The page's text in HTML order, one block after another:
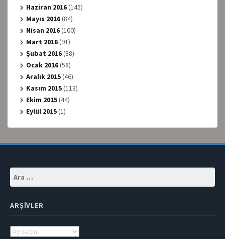
Haziran 2016(145)
Mayıs 2016(84)
Nisan 2016(100)
Mart 2016(91)
Şubat 2016(88)
Ocak 2016(58)
Aralık 2015(46)
Kasım 2015(113)
Ekim 2015(44)
Eylül 2015(1)
ARŞIVLER
Arşivler